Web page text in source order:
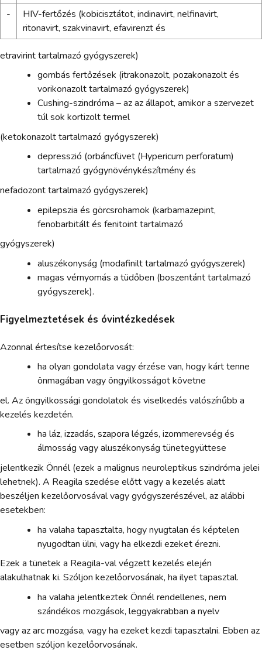
-
HIV-fertőzés (kobicisztátot, indinavirt, nelfinavirt,
ritonavirt, szakvinavirt, efavirenzt és
etravirint tartalmazó gyógyszerek)
gombás fertőzések (itrakonazolt, pozakonazolt és
vorikonazolt tartalmazó gyógyszerek)
Cushing-szindróma – az az állapot, amikor a szervezet
túl sok kortizolt termel
(ketokonazolt tartalmazó gyógyszerek)
depresszió (orbáncfüvet (Hypericum perforatum)
tartalmazó gyógynövénykészítmény és
nefadozont tartalmazó gyógyszerek)
epilepszia és görcsrohamok (karbamazepint,
fenobarbitált és fenitoint tartalmazó
gyógyszerek)
aluszékonyság (modafinilt tartalmazó gyógyszerek)
magas vérnyomás a tüdőben (boszentánt tartalmazó
gyógyszerek).
Figyelmeztetések és óvintézkedések
Azonnal értesítse kezelőorvosát:
ha olyan gondolata vagy érzése van, hogy kárt tenne
önmagában vagy öngyilkosságot követne
el. Az öngyilkossági gondolatok és viselkedés valószínűbb a
kezelés kezdetén.
ha láz, izzadás, szapora légzés, izommerevség és
álmosság vagy aluszékonyság tünetegyüttese
jelentkezik Önnél (ezek a malignus neuroleptikus szindróma jelei
lehetnek). A Reagila szedése előtt vagy a kezelés alatt
beszéljen kezelőorvosával vagy gyógyszerészével, az alábbi
esetekben:
ha valaha tapasztalta, hogy nyugtalan és képtelen
nyugodtan ülni, vagy ha elkezdi ezeket érezni.
Ezek a tünetek a Reagila-val végzett kezelés elején
alakulhatnak ki. Szóljon kezelőorvosának, ha ilyet tapasztal.
ha valaha jelentkeztek Önnél rendellenes, nem
szándékos mozgások, leggyakrabban a nyelv
vagy az arc mozgása, vagy ha ezeket kezdi tapasztalni. Ebben az
esetben szóljon kezelőorvosának.